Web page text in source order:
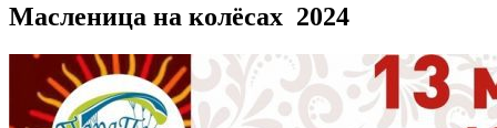
Масленица на колёсах 2024